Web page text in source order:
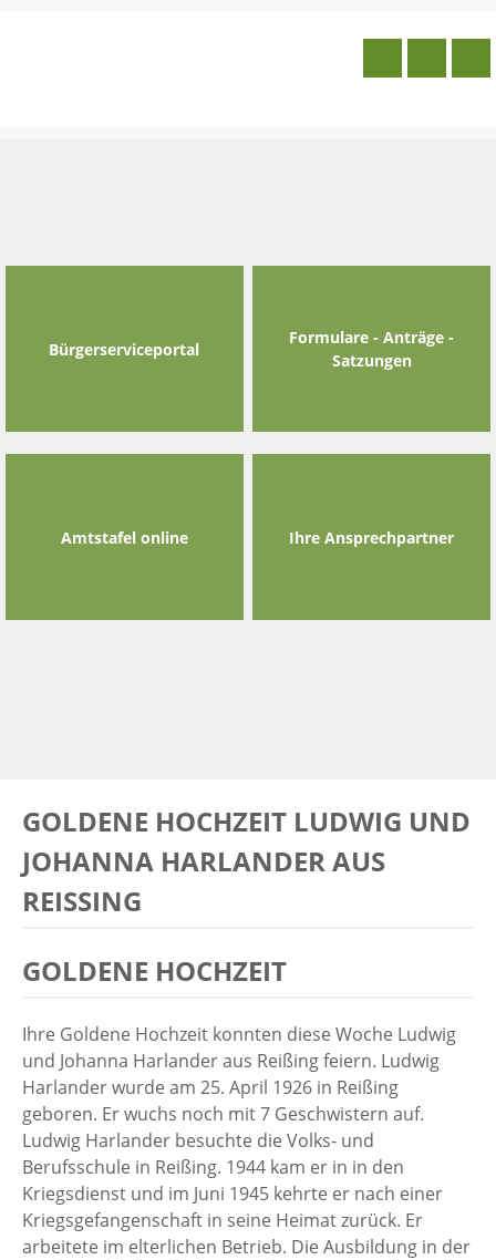
Bürgerserviceportal
Formulare - Anträge -
Satzungen
Amtstafel online Ihre Ansprechpartner
GOLDENE HOCHZEIT LUDWIG UND
JOHANNA HARLANDER AUS
REISSING
GOLDENE HOCHZEIT
Ihre Goldene Hochzeit konnten diese Woche Ludwig
und Johanna Harlander aus Reißing feiern. Ludwig
Harlander wurde am 25. April 1926 in Reißing
geboren. Er wuchs noch mit 7 Geschwistern auf.
Ludwig Harlander besuchte die Volks- und
Berufsschule in Reißing. 1944 kam er in in den
Kriegsdienst und im Juni 1945 kehrte er nach einer
Kriegsgefangenschaft in seine Heimat zurück. Er
arbeitete im elterlichen Betrieb. Die Ausbildung in der